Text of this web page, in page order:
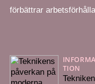
förbättrar
INFORMA
TION